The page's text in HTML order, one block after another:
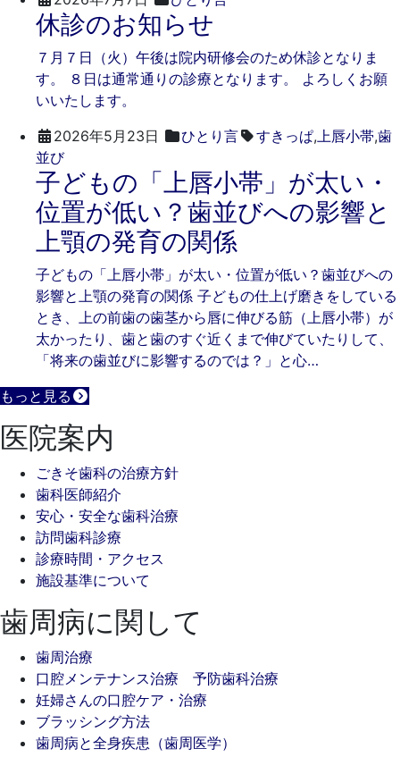
月
7
歯
科
休診のお知らせ
７月７日（火）午後は院内研修会のため休診となりま
す。 ８日は通常通りの診療となります。 よろしくお願
いいたします。
2026年5月23日
ひとり言 すきっぱ,上唇小帯,歯
並び2026
年
5
月
23
ご
き
そ
歯
科
子どもの「上唇小帯」が太い・
位置が低い？歯並びへの影響と
上顎の発育の関係
子どもの「上唇小帯」が太い・位置が低い？歯並びへの
影響と上顎の発育の関係 子どもの仕上げ磨きをしている
とき、上の前歯の歯茎から唇に伸びる筋（上唇小帯）が
太かったり、歯と歯のすぐ近くまで伸びていたりして、
「将来の歯並びに影響するのでは？」と心…
もっと見る
医院案内
ごきそ歯科の治療方針
歯科医師紹介
安心・安全な歯科治療
訪問歯科診療
診療時間・アクセス
施設基準について
歯周病に関して
歯周治療
口腔メンテナンス治療 予防歯科治療
妊婦さんの口腔ケア・治療
ブラッシング方法
歯周病と全身疾患（歯周医学）